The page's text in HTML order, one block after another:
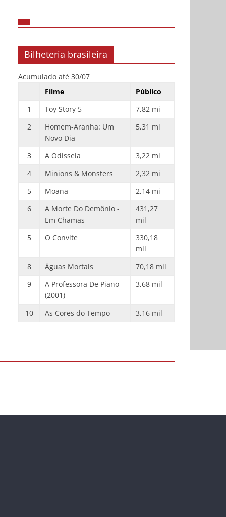
Bilheteria brasileira
Acumulado até 30/07
Filme
Público
1
Toy Story 5
7,82 mi
2
Homem-Aranha: Um
Novo Dia
5,31 mi
3 A Odisseia
3,22 mi
4
Minions & Monsters
2,32 mi
5
Moana
2,14 mi
6
A Morte Do Demônio -
Em Chamas
431,27
mil
5
O Convite
330,18
mil
8
Águas Mortais
70,18 mil
9
A Professora De Piano
(2001)
3,68 mil
10 As Cores do Tempo 3,16 mil